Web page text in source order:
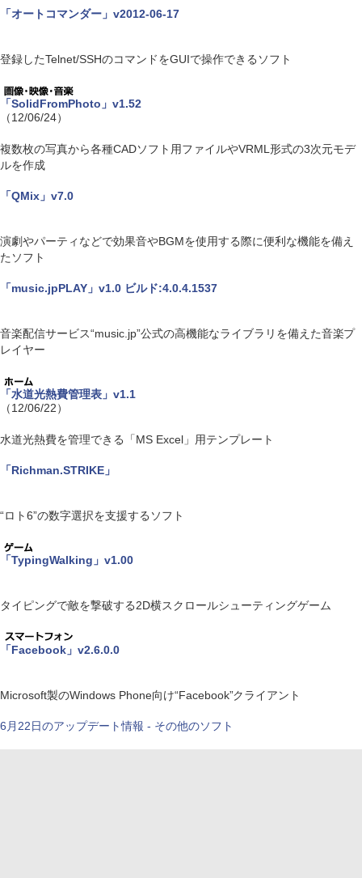
「オートコマンダー」v2012-06-17
登録したTelnet/SSHのコマンドをGUIで操作できるソフト
「SolidFromPhoto」v1.52
（12/06/24）
複数枚の写真から各種CADソフト用ファイルやVRML形式の3次元モデ
ルを作成
「QMix」v7.0
演劇やパーティなどで効果音やBGMを使用する際に便利な機能を備え
たソフト
「music.jpPLAY」v1.0 ビルド:4.0.4.1537
音楽配信サービス“music.jp”公式の高機能なライブラリを備えた音楽プ
レイヤー
「水道光熱費管理表」v1.1
（12/06/22）
水道光熱費を管理できる「MS Excel」用テンプレート
「Richman.STRIKE」
“ロト6”の数字選択を支援するソフト
「TypingWalking」v1.00
タイピングで敵を撃破する2D横スクロールシューティングゲーム
「Facebook」v2.6.0.0
Microsoft製のWindows Phone向け“Facebook”クライアント
6月22日のアップデート情報 - その他のソフト